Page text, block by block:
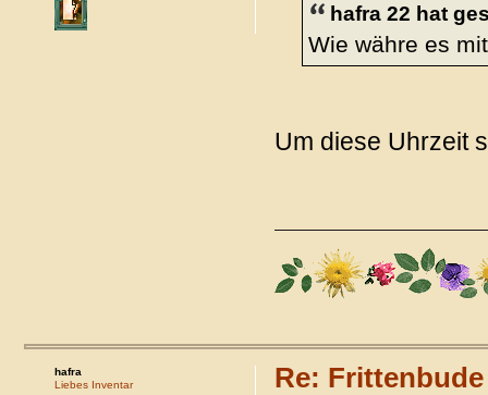
hafra 22 hat
Wie währe es
Um diese Uhrzeit
Re:
hafra
Liebes Inventar